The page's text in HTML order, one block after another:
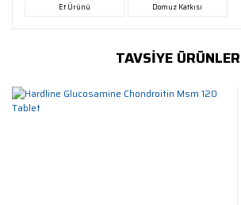
Et Ürünü Domuz Katkısı
TAVSİYE ÜRÜNLER